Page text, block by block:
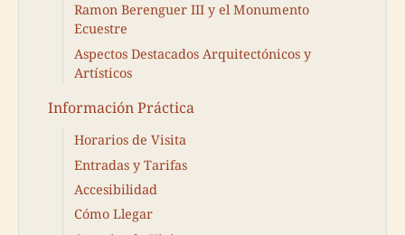
Ramon Berenguer III y el Monumento
Ecuestre
Aspectos Destacados Arquitectónicos y
Artísticos
Información Práctica
Horarios de Visita
Entradas y Tarifas
Accesibilidad
Cómo Llegar